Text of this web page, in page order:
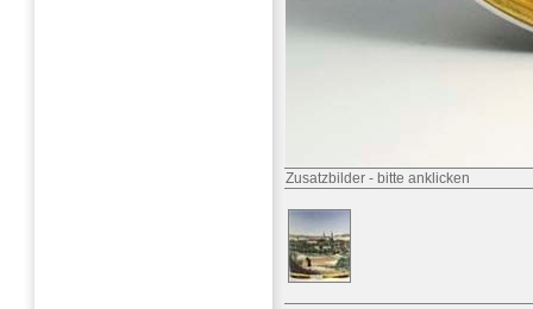
Zusatzbilder - bitte anklicken